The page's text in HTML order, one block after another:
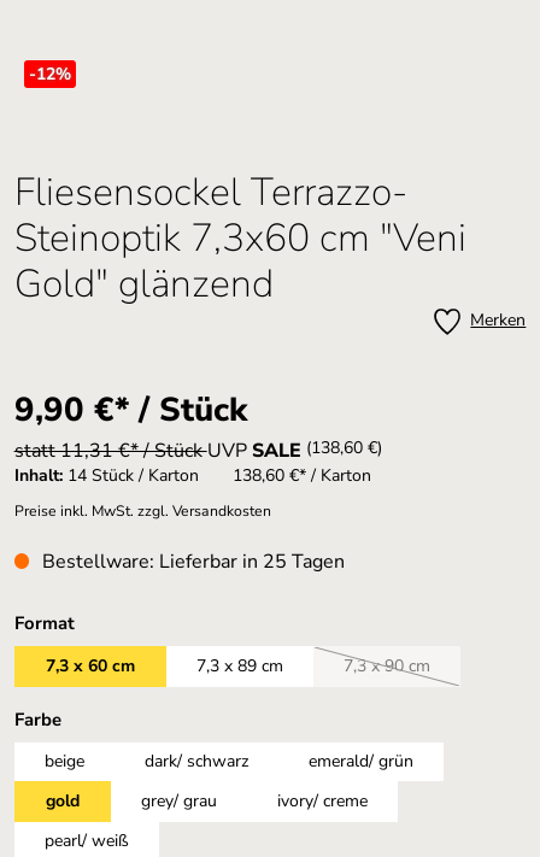
-12%
Fliesensockel Terrazzo-
Steinoptik 7,3x60 cm "Veni
Gold" glänzend
Merken
9,90 €* / Stück
statt 11,31 €* / StückUVPSALE (138,60 €)
Inhalt: 14 Stück / Karton 138,60 €* / Karton
Preise inkl. MwSt. zzgl. Versandkosten
Bestellware: Lieferbar in 25 Tagen
Formatauswählen
7,3 x 60 cm 7,3 x 89 cm 7,3 x 90 cm
(Diese Option ist
Farbeauswählen
beige dark/ schwarz
emerald/ grün
gold
grey/ grau
ivory/ creme
pearl/ weiß